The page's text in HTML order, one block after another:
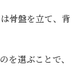
骨盤を立て、背
を選ぶことで、